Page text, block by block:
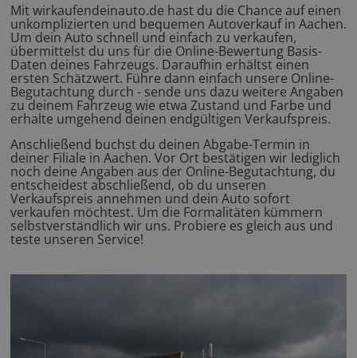
Mit wirkaufendeinauto.de hast du die Chance auf einen
unkomplizierten und bequemen Autoverkauf in Aachen.
Um dein Auto schnell und einfach zu verkaufen,
übermittelst du uns für die Online-Bewertung Basis-
Daten deines Fahrzeugs. Daraufhin erhältst einen
ersten Schätzwert. Führe dann einfach unsere Online-
Begutachtung durch - sende uns dazu weitere Angaben
zu deinem Fahrzeug wie etwa Zustand und Farbe und
erhalte umgehend deinen endgültigen Verkaufspreis.
Anschließend buchst du deinen Abgabe-Termin in
deiner Filiale in Aachen. Vor Ort bestätigen wir lediglich
noch deine Angaben aus der Online-Begutachtung, du
entscheidest abschließend, ob du unseren
Verkaufspreis annehmen und dein Auto sofort
verkaufen möchtest. Um die Formalitäten kümmern
selbstverständlich wir uns. Probiere es gleich aus und
teste unseren Service!